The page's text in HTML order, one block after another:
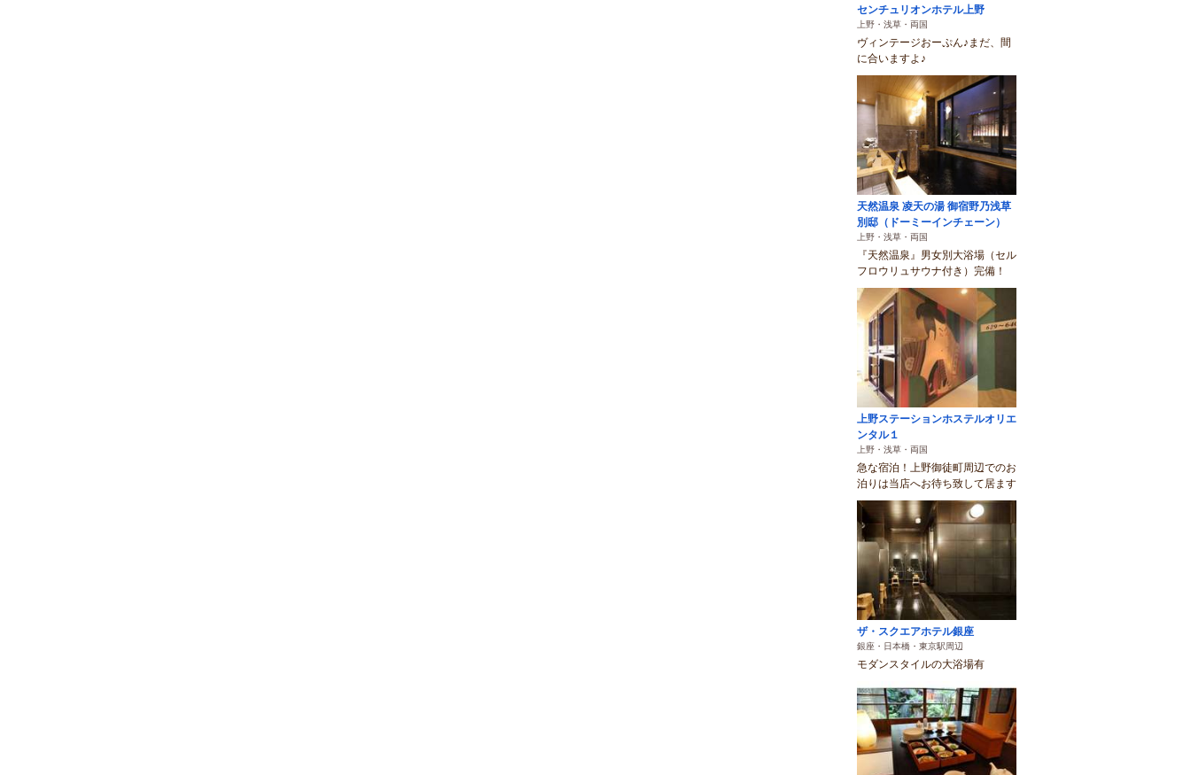
センチュリオンホテル上野
上野・浅草・両国
ヴィンテージおーぷん♪まだ、間
に合いますよ♪
天然温泉 凌天の湯 御宿野乃浅草
別邸（ドーミーインチェーン）
上野・浅草・両国
『天然温泉』男女別大浴場（セル
フロウリュサウナ付き）完備！
上野ステーションホステルオリエ
ンタル１
上野・浅草・両国
急な宿泊！上野御徒町周辺でのお
泊りは当店へお待ち致して居ます
ザ・スクエアホテル銀座
銀座・日本橋・東京駅周辺
モダンスタイルの大浴場有